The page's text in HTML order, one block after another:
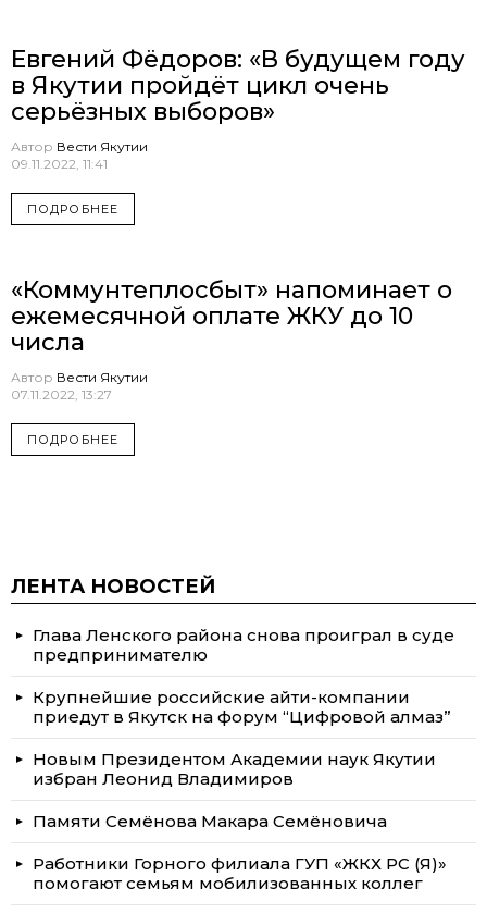
Евгений Фёдоров: «В будущем году
в Якутии пройдёт цикл очень
серьёзных выборов»
Автор Вести Якутии
09.11.2022, 11:41
ПОДРОБНЕЕ
«Коммунтеплосбыт» напоминает о
ежемесячной оплате ЖКУ до 10
числа
Автор Вести Якутии
07.11.2022, 13:27
ПОДРОБНЕЕ
ЛЕНТА НОВОСТЕЙ
Глава Ленского района снова проиграл в суде
предпринимателю
Крупнейшие российские айти-компании
приедут в Якутск на форум “Цифровой алмаз”
Новым Президентом Академии наук Якутии
избран Леонид Владимиров
Памяти Семёнова Макара Семёновича
Работники Горного филиала ГУП «ЖКХ РС (Я)»
помогают семьям мобилизованных коллег